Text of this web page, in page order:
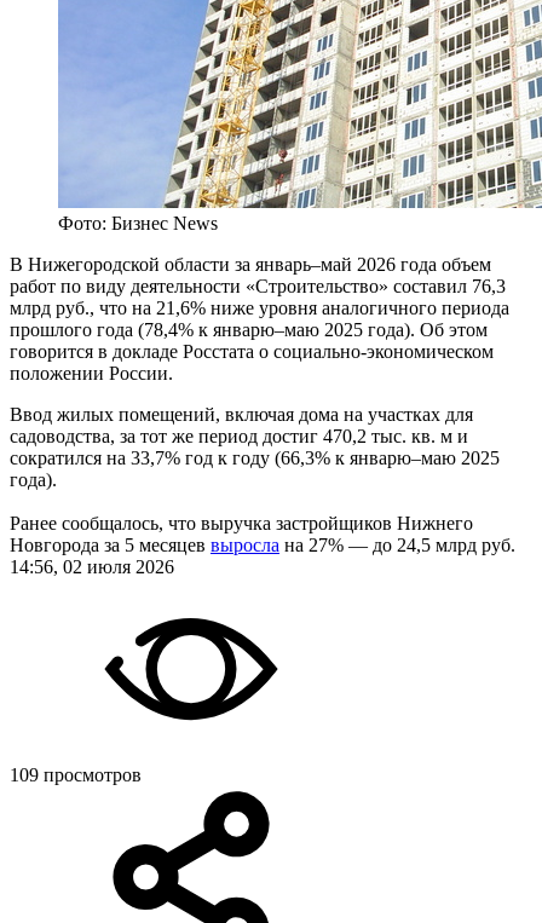
Фото: Бизнес News
В Нижегородской области за январь–май 2026 года объем
работ по виду деятельности «Строительство» составил 76,3
млрд руб., что на 21,6% ниже уровня аналогичного периода
прошлого года (78,4% к январю–маю 2025 года). Об этом
говорится в докладе Росстата о социально-экономическом
положении России.
Ввод жилых помещений, включая дома на участках для
садоводства, за тот же период достиг 470,2 тыс. кв. м и
сократился на 33,7% год к году (66,3% к январю–маю 2025
года).
Ранее сообщалось, что выручка застройщиков Нижнего
Новгорода за 5 месяцев выросла на 27% — до 24,5 млрд руб.
14:56, 02 июля 2026
109 просмотров